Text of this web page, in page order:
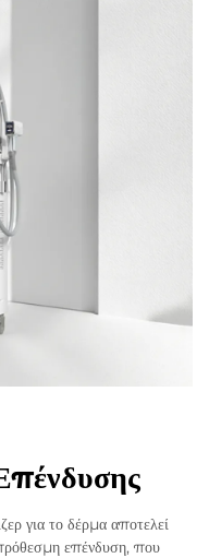
για το δέρμα αποτελεί
επένδυση, που